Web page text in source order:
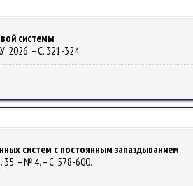
системы
2026. – С. 321-324.
систем с постоянным запаздыванием
35. – № 4. – С. 578-600.